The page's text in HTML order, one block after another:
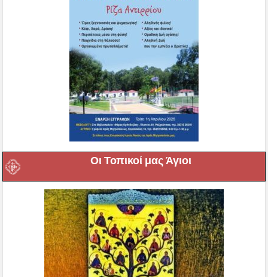
Οι Τοπικοί μας Άγιοι